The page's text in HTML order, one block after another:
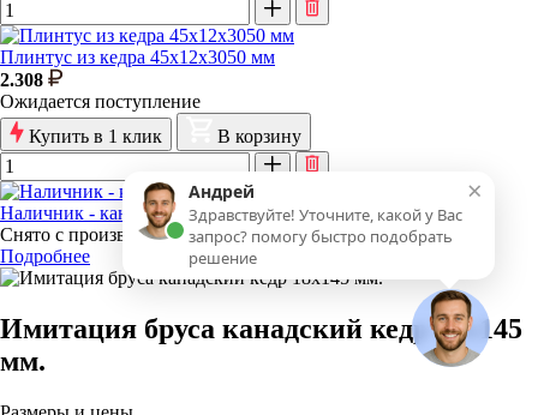
Плинтус из кедра 45х12х3050 мм
2.308
Ожидается поступление
Купить в 1 клик
В корзину
Наличник - канадский кедр 2.45м
Снято с производства
Подробнее
Имитация бруса канадский кедр 18x145
мм.
×
Андрей
Здравствуйте! Уточните, какой у Вас
запрос? помогу быстро подобрать
решение